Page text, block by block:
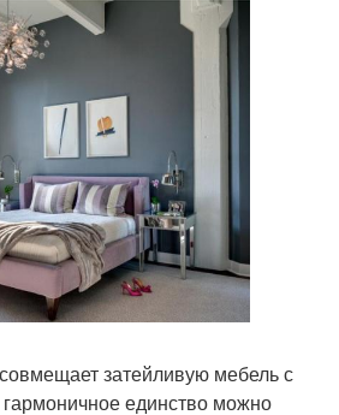
затейливую мебель с
единство можно